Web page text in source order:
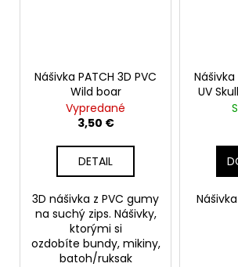
Nášivka PATCH 3D PVC
Wild boar
Vypredané
3,50 €
DETAIL
3D nášivka z PVC gumy
na suchý zips. Nášivky,
ktorými si
ozdobíte bundy, mikiny,
batoh/ruksak
Nášivka
UV